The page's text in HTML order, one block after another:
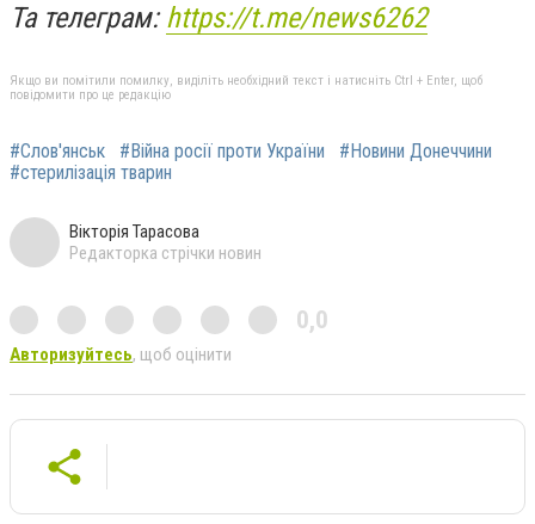
Та телеграм:https://t.me/news6262
Якщо ви помітили помилку, виділіть необхідний текст і натисніть Ctrl + Enter, щоб
повідомити про це редакцію
#Слов'янськ #Війна росії проти України
#Новини Донеччини
#стерилізація тварин
Вікторія Тарасова
Редакторка стрічки новин
0,0
Авторизуйтесь, щоб оцінити